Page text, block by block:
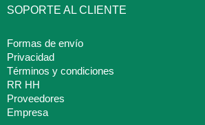
SOPORTE AL CLIENTE
Formas de envío
Privacidad
Términos y condiciones
RR HH
Proveedores
Empresa